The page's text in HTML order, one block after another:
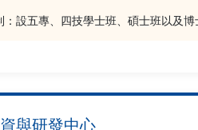
：設五專、四技學士班、碩士班以及
資與研發中心